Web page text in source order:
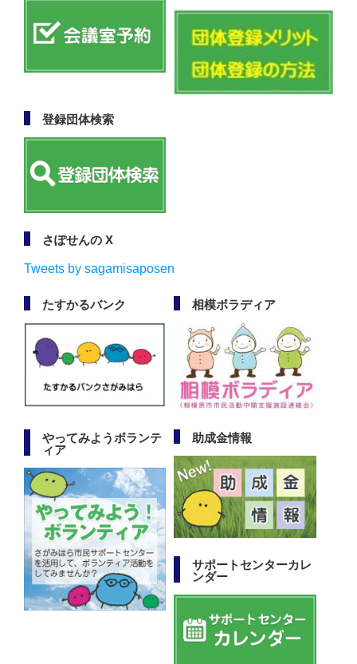
登録団体検索
さぽせんの X
Tweets by sagamisaposen
たすかるバンク 相模ボラディア
やってみようボランテ
ィア
助成金情報
サポートセンターカレ
ンダー